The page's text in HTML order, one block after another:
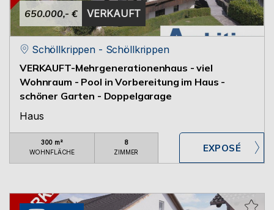
650.000,- € VERKAUFT
Schöllkrippen - Schöllkrippen
VERKAUFT-Mehrgenerationenhaus - viel
Wohnraum - Pool in Vorbereitung im Haus -
schöner Garten - Doppelgarage
Haus
300 m²
WOHNFLÄCHE
8
ZIMMER